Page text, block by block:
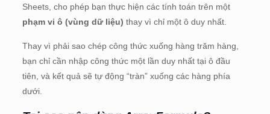
Sheets, cho phép bạn thực hiện các tính toán trên một
phạm vi ô (vùng dữ liệu) thay vì chỉ một ô duy nhất.
Thay vì phải sao chép công thức xuống hàng trăm hàng,
bạn chỉ cần nhập công thức một lần duy nhất tại ô đầu
tiên, và kết quả sẽ tự động “tràn” xuống các hàng phía
dưới.